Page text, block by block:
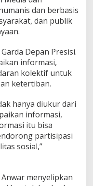
dan berbasis
dan publik
Depan Presisi.
informasi,
kolektif untuk
ketertiban.
hanya diukur dari
informasi,
itu bisa
partisipasi
sosial,”
menyelipkan